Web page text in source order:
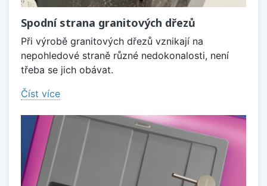
Spodní strana granitových dřezů
Při výrobě granitových dřezů vznikají na
nepohledové straně různé nedokonalosti, není
třeba se jich obávat.
Číst více